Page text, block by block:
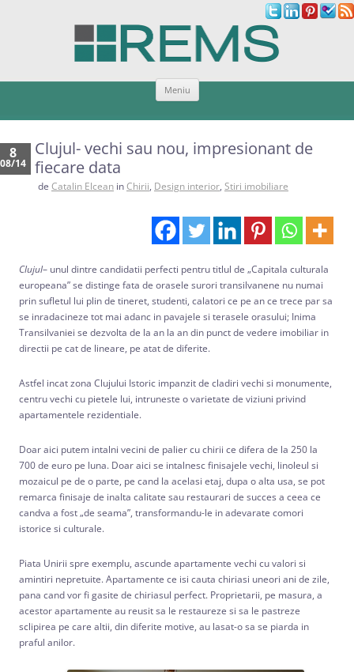
Meniu
Sari
conținut
8
08/14
Clujul- vechi sau nou, impresionant de
fiecare data
de Catalin Elcean inChirii, Design interior, Stiri imobiliare
Clujul– unul dintre candidatii perfecti pentru titlul de „Capitala culturala
europeana” se distinge fata de orasele surori transilvanene nu numai
prin sufletul lui plin de tineret, studenti, calatori ce pe an ce trece par sa
se inradacineze tot mai adanc in pavajele si terasele orasului; Inima
Transilvaniei se dezvolta de la an la an din punct de vedere imobiliar in
directii pe cat de lineare, pe atat de diferite.
Astfel incat zona Clujului Istoric impanzit de cladiri vechi si monumente,
centru vechi cu pietele lui, intruneste o varietate de viziuni privind
apartamentele rezidentiale.
Doar aici putem intalni vecini de palier cu chirii ce difera de la 250 la
700 de euro pe luna. Doar aici se intalnesc finisajele vechi, linoleul si
mozaicul pe de o parte, pe cand la acelasi etaj, dupa o alta usa, se pot
remarca finisaje de inalta calitate sau restaurari de succes a ceea ce
candva a fost „de seama”, transformandu-le in adevarate comori
istorice si culturale.
Piata Unirii spre exemplu, ascunde apartamente vechi cu valori si
amintiri nepretuite. Apartamente ce isi cauta chiriasi uneori ani de zile,
pana cand vor fi gasite de chiriasul perfect. Proprietarii, pe masura, a
acestor apartamente au reusit sa le restaureze si sa le pastreze
sclipirea pe care altii, din diferite motive, au lasat-o sa se piarda in
praful anilor.